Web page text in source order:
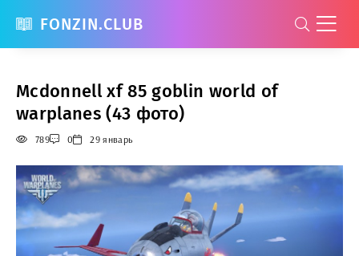
FONZIN.CLUB
Mcdonnell xf 85 goblin world of
warplanes (43 фото)
789 0 29 январь